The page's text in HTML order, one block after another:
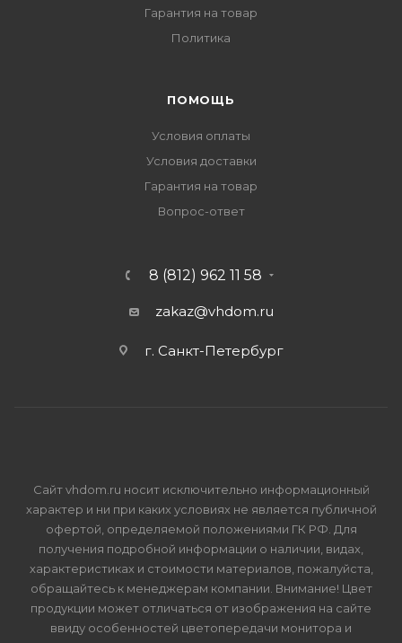
Гарантия на товар
Политика
ПОМОЩЬ
Условия оплаты
Условия доставки
Гарантия на товар
Вопрос-ответ
8 (812) 962 11 58
zakaz@vhdom.ru
г. Санкт-Петербург
Сайт vhdom.ru носит исключительно информационный
характер и ни при каких условиях не является публичной
офертой, определяемой положениями ГК РФ. Для
получения подробной информации о наличии, видах,
характеристиках и стоимости материалов, пожалуйста,
обращайтесь к менеджерам компании. Внимание! Цвет
продукции может отличаться от изображения на сайте
ввиду особенностей цветопередачи монитора и